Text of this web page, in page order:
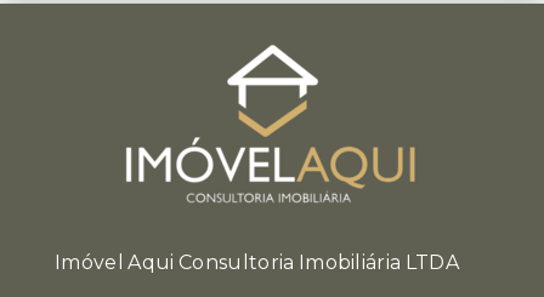
Imóvel Aqui Consultoria Imobiliária LTDA